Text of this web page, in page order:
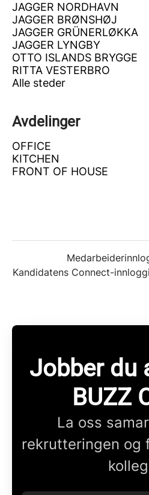
JAGGER NORDHAVN
JAGGER BRØNSHØJ
JAGGER GRÜNERLØKKA
JAGGER LYNGBY
OTTO ISLANDS BRYGGE
RITTA VESTERBRO
Alle steder
Avdelinger
OFFICE
KITCHEN
FRONT OF HOUSE
Kandidatens Connect-
Jobber du
BUZZ
La oss
rekrutteringen og